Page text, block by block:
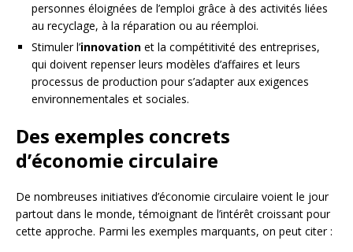
personnes éloignées de l’emploi grâce à des activités liées
au recyclage, à la réparation ou au réemploi.
Stimuler l’innovation et la compétitivité des entreprises,
qui doivent repenser leurs modèles d’affaires et leurs
processus de production pour s’adapter aux exigences
environnementales et sociales.
Des exemples concrets
d’économie circulaire
De nombreuses initiatives d’économie circulaire voient le jour
partout dans le monde, témoignant de l’intérêt croissant pour
cette approche. Parmi les exemples marquants, on peut citer :